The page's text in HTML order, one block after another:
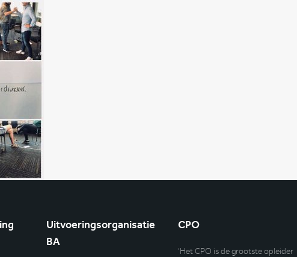
Uitvoeringsorganisatie
BA
CPO
‘Het CPO is de grootste opleider